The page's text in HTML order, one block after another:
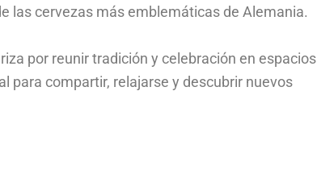
las cervezas más emblemáticas de Alemania.
por reunir tradición y celebración en espacios
para compartir, relajarse y descubrir nuevos